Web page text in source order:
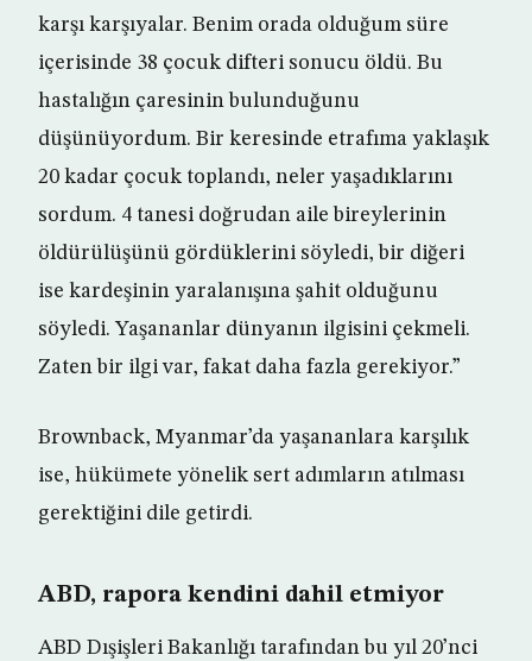
karşı karşıyalar. Benim orada olduğum süre
içerisinde 38 çocuk difteri sonucu öldü. Bu
hastalığın çaresinin bulunduğunu
düşünüyordum. Bir keresinde etrafıma yaklaşık
20 kadar çocuk toplandı, neler yaşadıklarını
sordum. 4 tanesi doğrudan aile bireylerinin
öldürülüşünü gördüklerini söyledi, bir diğeri
ise kardeşinin yaralanışına şahit olduğunu
söyledi. Yaşananlar dünyanın ilgisini çekmeli.
Zaten bir ilgi var, fakat daha fazla gerekiyor.”
Brownback, Myanmar’da yaşananlara karşılık
ise, hükümete yönelik sert adımların atılması
gerektiğini dile getirdi.
ABD, rapora kendini dahil etmiyor
ABD Dışişleri Bakanlığı tarafından bu yıl 20’nci